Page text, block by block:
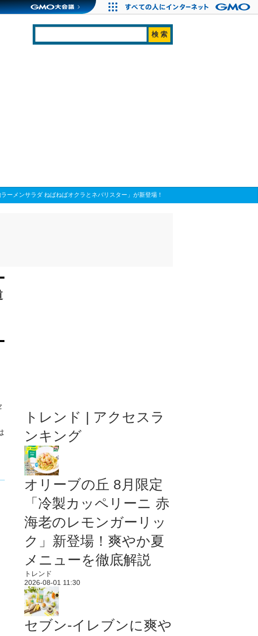
ーメンサラダ ねばねばオクラとネバリスター」が新登場！
トレンド | アクセスラ
ンキング
オリーブの丘 8月限定
「冷製カッペリーニ 赤
海老のレモンガーリッ
ク」新登場！爽やか夏
メニューを徹底解説
トレンド
2026-08-01 11:30
セブン‐イレブンに爽や